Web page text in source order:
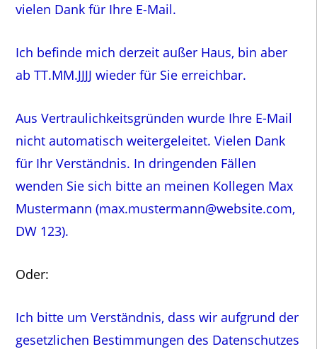
vielen Dank für Ihre E-Mail.
Ich befinde mich derzeit außer Haus, bin aber
ab TT.MM.JJJJ wieder für Sie erreichbar.
Aus Vertraulichkeitsgründen wurde Ihre E-Mail
nicht automatisch weitergeleitet. Vielen Dank
für Ihr Verständnis. In dringenden Fällen
wenden Sie sich bitte an meinen Kollegen Max
Mustermann (max.mustermann@website.com,
DW 123).
Oder:
Ich bitte um Verständnis, dass wir aufgrund der
gesetzlichen Bestimmungen des Datenschutzes